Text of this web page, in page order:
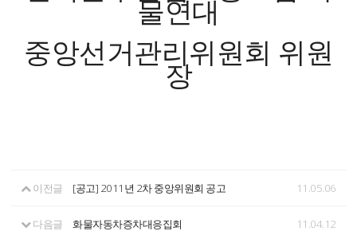
물연대
중앙선거관리위원회 위원
장
이전글 [공고] 2011년 2차 중앙위원회 공고 11.05.06
다음글 화물자동차증차대응집회 11.04.12